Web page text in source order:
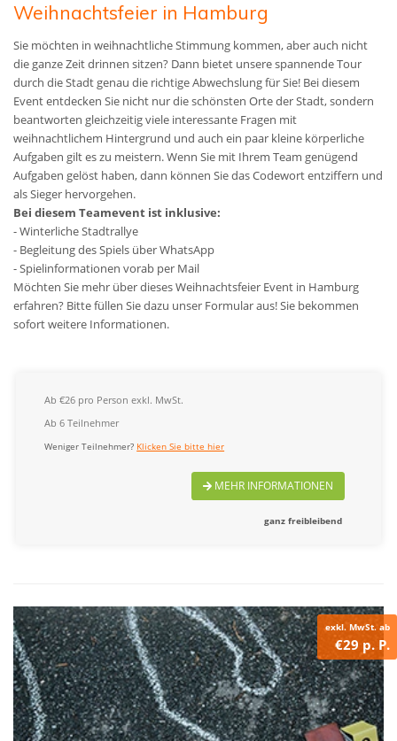
Weihnachtsfeier in Hamburg
Sie möchten in weihnachtliche Stimmung kommen, aber auch nicht
die ganze Zeit drinnen sitzen? Dann bietet unsere spannende Tour
durch die Stadt genau die richtige Abwechslung für Sie! Bei diesem
Event entdecken Sie nicht nur die schönsten Orte der Stadt, sondern
beantworten gleichzeitig viele interessante Fragen mit
weihnachtlichem Hintergrund und auch ein paar kleine körperliche
Aufgaben gilt es zu meistern. Wenn Sie mit Ihrem Team genügend
Aufgaben gelöst haben, dann können Sie das Codewort entziffern und
als Sieger hervorgehen.
Bei diesem Teamevent ist inklusive:
- Winterliche Stadtrallye
- Begleitung des Spiels über WhatsApp
- Spielinformationen vorab per Mail
Möchten Sie mehr über dieses Weihnachtsfeier Event in Hamburg
erfahren? Bitte füllen Sie dazu unser Formular aus! Sie bekommen
sofort weitere Informationen.
Ab €26 pro Person exkl. MwSt.
Ab 6 Teilnehmer
Weniger Teilnehmer? Klicken Sie bitte hier
MEHR INFORMATIONEN
ganz freibleibend
exkl. MwSt. ab
€29 p. P.